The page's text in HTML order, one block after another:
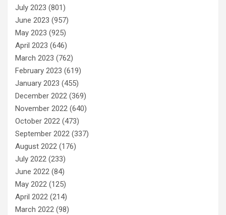
July 2023 (801)
June 2023 (957)
May 2023 (925)
April 2023 (646)
March 2023 (762)
February 2023 (619)
January 2023 (455)
December 2022 (369)
November 2022 (640)
October 2022 (473)
September 2022 (337)
August 2022 (176)
July 2022 (233)
June 2022 (84)
May 2022 (125)
April 2022 (214)
March 2022 (98)